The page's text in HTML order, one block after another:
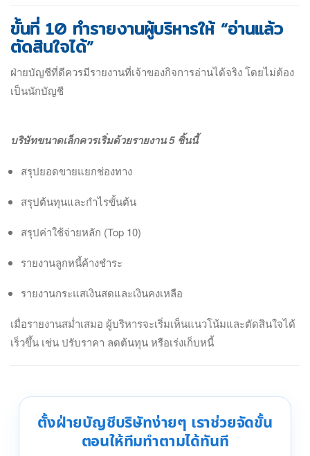
ขั้นที่ 10 ทำรายงานผู้บริหารให้ “อ่านแล้ว
ตัดสินใจได้”
ฝ่ายบัญชีที่ดีควรมีรายงานที่เจ้าของกิจการอ่านได้จริง โดยไม่ต้อง
เป็นนักบัญชี
บริษัทขนาดเล็กควรเริ่มด้วยรายงาน 5 ชิ้นนี้
สรุปยอดขายแยกช่องทาง
สรุปต้นทุนและกำไรขั้นต้น
สรุปค่าใช้จ่ายหลัก (Top 10)
รายงานลูกหนี้ค้างชำระ
รายงานกระแสเงินสดและเงินคงเหลือ
เมื่อรายงานสม่ำเสมอ ผู้บริหารจะเริ่มเห็นแนวโน้มและตัดสินใจได้
เร็วขึ้น เช่น ปรับราคา ลดต้นทุน หรือเร่งเก็บหนี้
ตั้งฝ่ายบัญชีบริษัทง่ายๆ เราช่วยจัดขั้น
ตอนให้ทีมทำตามได้ทันที